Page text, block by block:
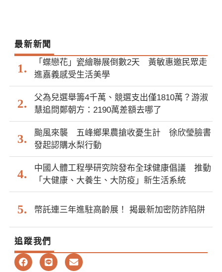
最新新聞
「蝶戀花」瓷繪聯展倒數2天 黃敏惠邀民眾走
進嘉義感受生活美學
父為兒選舉籌4千萬、競選支出僅1810萬？游淑
慧追問鄭朝方：2190萬差額去哪了
颱風來襲 五峰鄉果農搶收憂生計 徐欣瑩臉書
發起認購水梨行動
中國人體工程學研究院發布全球健康倡議 推動
「大健康、大養生、大防疫」新生活系統
幣託連三年進駐高齡展！ 揭最新加密防詐陷阱
追蹤我們
F
a
L
i
E
n